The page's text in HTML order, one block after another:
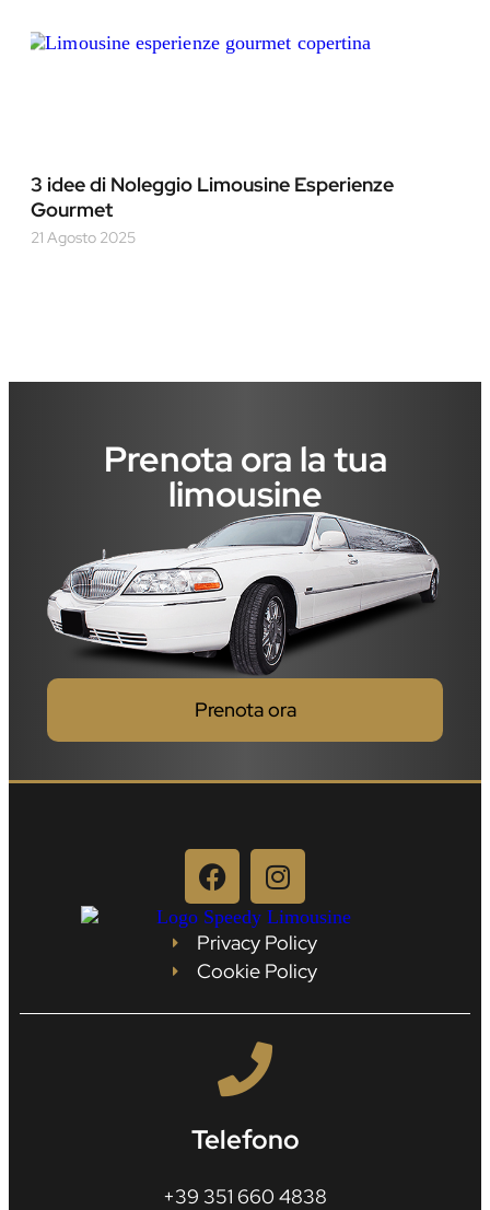
3 idee di Noleggio Limousine Esperienze
Gourmet
21 Agosto 2025
Prenota ora la tua
limousine
Prenota ora
Privacy Policy
Cookie Policy
Telefono
+39 351 660 4838